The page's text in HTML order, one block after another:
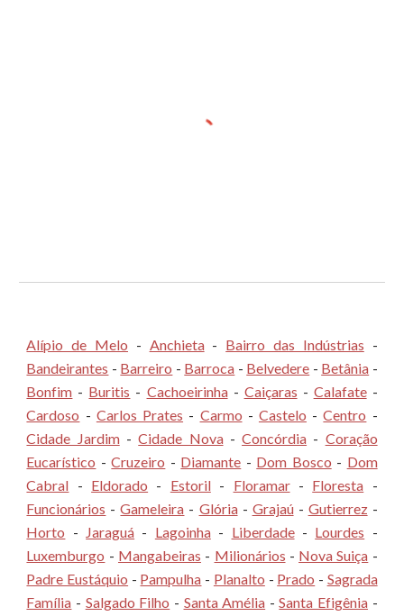
Alípio de Melo - Anchieta- Bairro das Indústrias -
Bandeirantes - Barreiro - Barroca - Belvedere - Betânia -
Bonfim - Buritis - Cachoeirinha- Caiçaras - Calafate-
Cardoso - Carlos Prates - Carmo - Castelo -Centro -
Cidade Jardim-Cidade Nova-Concórdia - Coração
Eucarístico -Cruzeiro - Diamante - Dom Bosco - Dom
Cabral - Eldorado - Estoril- Floramar- Floresta -
Funcionários -Gameleira - Glória- Grajaú- Gutierrez-
Horto - Jaraguá - Lagoinha- Liberdade- Lourdes -
Luxemburgo - Mangabeiras - Milionários - Nova Suiça -
Padre Eustáquio - Pampulha - Planalto - Prado - Sagrada
Família - Salgado Filho - Santa Amélia -Santa Efigênia -